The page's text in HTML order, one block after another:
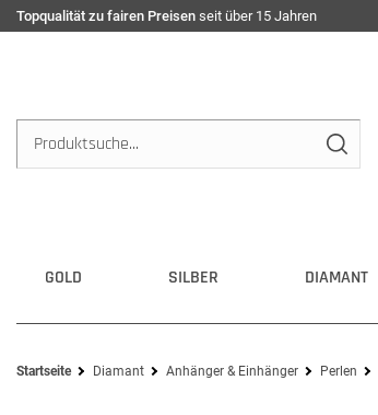
Topqualität zu fairen Preisen seit über 15 Jahren
GOLD SILBER DIAMANT
Startseite Diamant Anhänger & Einhänger Perlen